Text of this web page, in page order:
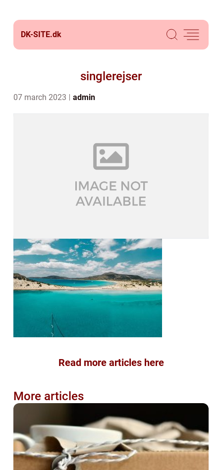
DK-SITE.dk
singlerejser
07 march 2023 admin
Read more articles here
More articles